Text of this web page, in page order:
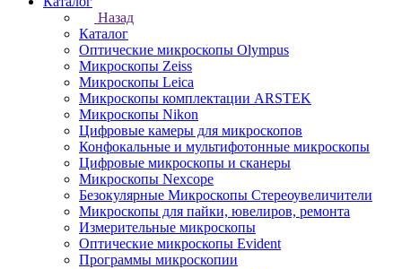
Назад
Каталог
Оптические микроскопы Olympus
Микроскопы Zeiss
Микроскопы Leica
Микроскопы комплектации ARSTEK
Микроскопы Nikon
Цифровые камеры для микроскопов
Конфокальные и мультифотонные микроскопы
Цифровые микроскопы и сканеры
Микроскопы Nexcope
Безокулярные Микроскопы Стереоувеличители
Микроскопы для пайки, ювелиров, ремонта
Измерительные микроскопы
Оптические микроскопы Evident
Программы микроскопии